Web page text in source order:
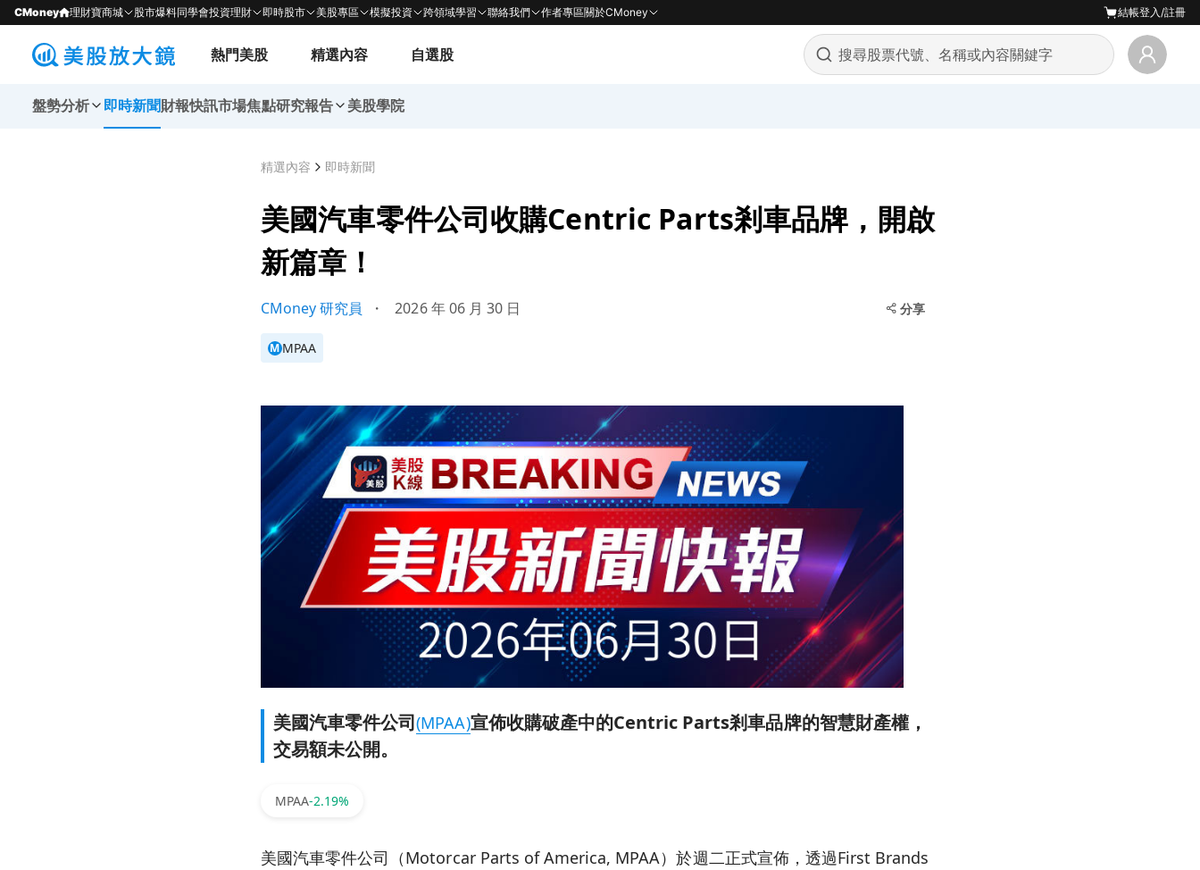
CMoney 理財寶商城 股市爆料同學會投資理財 即時股市 美股專區 模擬投資 跨領域學習 聯絡我們 作者專區關於CMoney 結帳登入/註冊
熱門美股 精選內容 自選股
盤勢分析 即時新聞財報快訊市場焦點研究報告 美股學院
精選內容 即時新聞
美國汽車零件公司收購Centric Parts剎車品牌，開啟
新篇章！
CMoney 研究員 ・ 2026 年 06 月 30 日 分享
M MPAA
美國汽車零件公司(MPAA)宣佈收購破產中的Centric Parts剎車品牌的智慧財產權，
交易額未公開。
MPAA-2.19%
美國汽車零件公司（Motorcar Parts of America, MPAA）於週二正式宣佈，透過First Brands